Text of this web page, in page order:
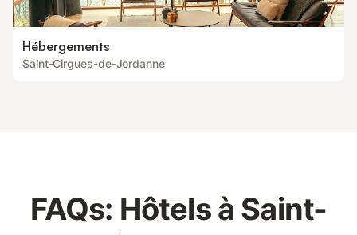
Hébergements
Saint-Cirgues-de-Jordanne
FAQs: Hôtels à Saint-